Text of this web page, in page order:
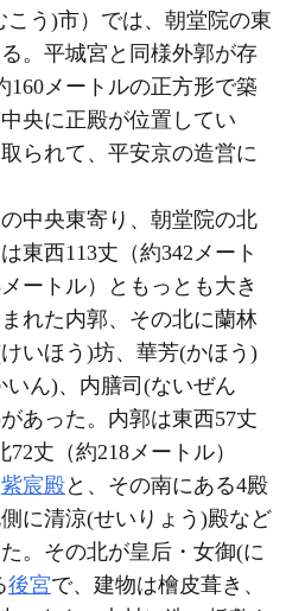
う)市）では、朝堂院の東
。平城宮と同様外郭が存
160メートルの正方形で築
央に正殿が位置してい
られて、平安京の造営に
中央東寄り、朝堂院の北
東西113丈（約342メート
ートル）ともっとも大き
れた内郭、その北に蘭林
いほう)坊、華芳(かほう)
いん)、内膳司(ないぜん
あった。内郭は東西57丈
72丈（約218メートル）
紫宸殿と、その南にある4殿
に清涼(せいりょう)殿など
。その北が皇后・女御(に
後宮で、建物は檜皮葺き、